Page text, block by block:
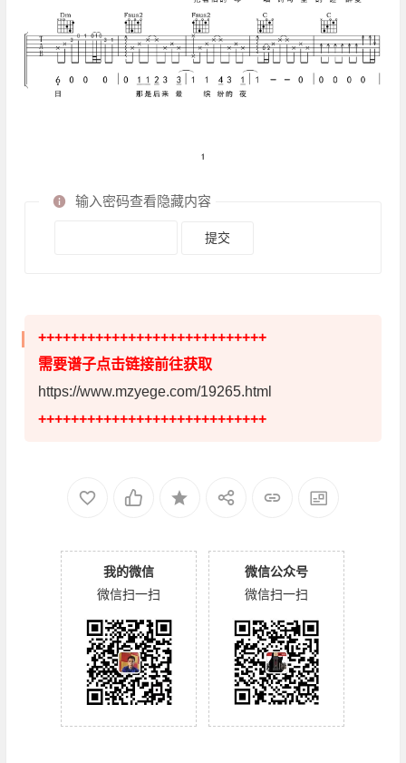
输入密码查看隐藏内容
++++++++++++++++++++++++++++
需要谱子点击链接前往获取
https://www.mzyege.com/19265.html
++++++++++++++++++++++++++++
我的微信
微信扫一扫
微信公众号
微信扫一扫